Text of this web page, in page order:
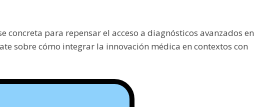
concreta para repensar el acceso a diagnósticos avanzados en
sobre cómo integrar la innovación médica en contextos con